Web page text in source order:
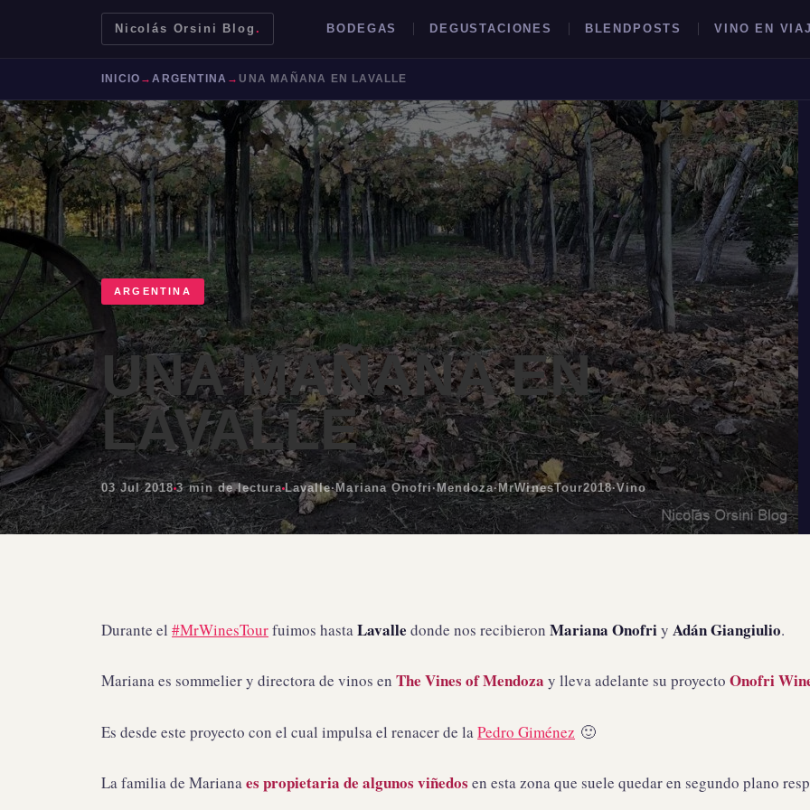
Nicolás Orsini Blog . BODEGAS DEGUSTACIONES BLENDPOSTS VINO EN
BUSCAR →
Mendoza Malbec Bodegas Jujuy
INICIO →ARGENTINA →UNA MAÑANA EN LAVALLE
ARGENTINA
UNA MAÑANA EN
LAVALLE
03 Jul 2018 3 min de lectura Lavalle·Mariana Onofri·Mendoza·MrWinesTour2018·Vino
Durante el #MrWinesTourfuimos hasta Lavalle donde nos recibieron Mariana Onofriy Adán Giangiulio.
Mariana es sommelier y directora de vinos en The Vines of Mendoza y lleva adelante su proyecto Onofri
Es desde este proyecto con el cual impulsa el renacer de laPedro Giménez 🙂
La familia de Marianaes propietaria de algunos viñedos en esta zona que suele quedar en segundo plano